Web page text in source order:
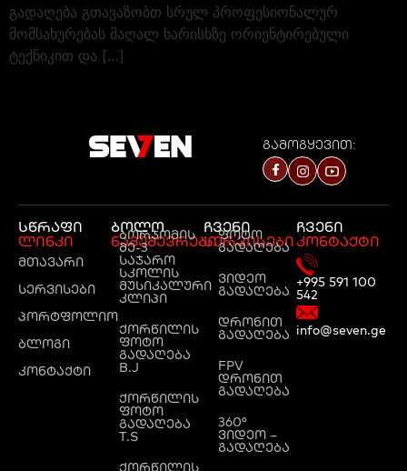
გადაღება გთავაზობთ სრულ პროფესიონალურ
მომსახურებას მაღალ ხარისხზე ორიენტირებული
ტექნიკით და […]
გამოგყევით:
სწრაფი
ლინკი
მთავარი
სერვისები
პორტფოლიო
ბლოგი
კონტაქტი
ბოლო
ნამუშევრები
ბორჯომის
მე-3
საჯარო
სკოლის
მუსიკალური
კლიპი
ქორწილის
ფოტო
გადაღება
B.J
ქორწილის
ფოტო
გადაღება
T.S
ქორწილის
ჩვენი
სერვისები
ფოტო
გადაღება
ვიდეო
გადაღება
დრონით
გადაღება
FPV
დრონით
გადაღება
360°
ვიდეო –
გადაღება
ჩვენი
კონტაქტი
+995 591 100
542
info@seven.ge